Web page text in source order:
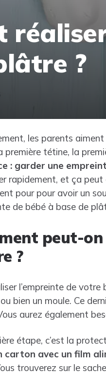
?
les parents
première tétine, la
: garder une
rapidement, et ça
pour pour avoir un
de bébé à base de
peut-
?
l’empreinte de votre
bien un moule. Ce
aurez également
étape, c’est la
carton avec un film
trouverez sur le